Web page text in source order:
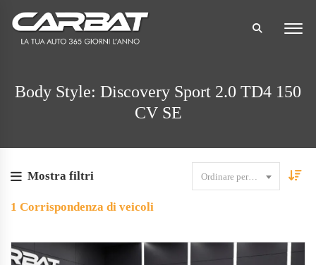
Body Style: Discovery Sport 2.0 TD4 150
CV SE
Mostra filtri Ordinare per data
1 Corrispondenza di veicoli